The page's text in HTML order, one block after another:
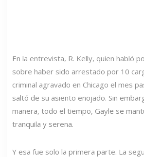
En la entrevista, R. Kelly, quien habló
sobre haber sido arrestado por 10
criminal agravado en Chicago el mes
saltó de su asiento enojado. Sin
manera, todo el tiempo, Gayle se
tranquila y serena.
Y esa fue solo la primera parte. La